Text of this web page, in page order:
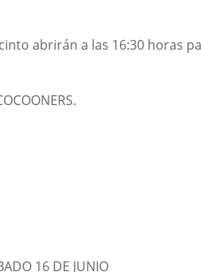
abrirán a las 16:30 horas
16 DE JUNIO